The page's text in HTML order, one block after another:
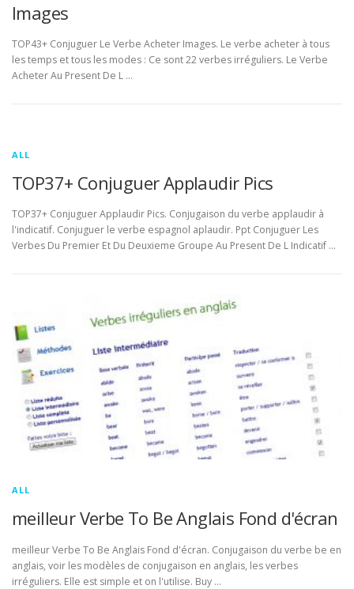
Images
TOP43+ Conjuguer Le Verbe Acheter Images. Le verbe acheter à tous
les temps et tous les modes : Ce sont 22 verbes irréguliers. Le Verbe
Acheter Au Present De L …
ALL
TOP37+ Conjuguer Applaudir Pics
TOP37+ Conjuguer Applaudir Pics. Conjugaison du verbe applaudir à
l'indicatif. Conjuguer le verbe espagnol aplaudir. Ppt Conjuguer Les
Verbes Du Premier Et Du Deuxieme Groupe Au Present De L Indicatif …
ALL
meilleur Verbe To Be Anglais Fond d'écran
meilleur Verbe To Be Anglais Fond d'écran. Conjugaison du verbe be en
anglais, voir les modèles de conjugaison en anglais, les verbes
irréguliers. Elle est simple et on l'utilise. Buy …